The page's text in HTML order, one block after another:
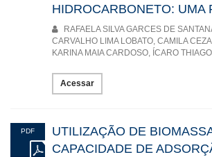
HIDROCARBONETO: UMA
RAFAELA SILVA GARCES DE
CARVALHO LIMA LOBATO, CAMILA
KARINA MAIA CARDOSO, ÍCARO
Acessar
PDF
UTILIZAÇÃO DE
CAPACIDADE DE